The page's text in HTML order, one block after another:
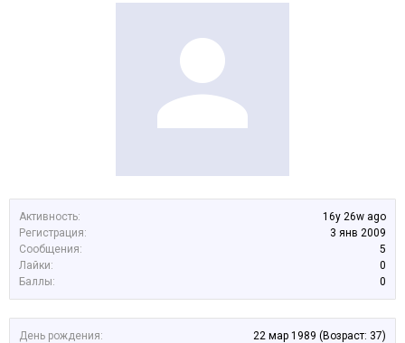
Активность:
16y 26w ago
Регистрация:
3 янв 2009
Сообщения:
5
Лайки:
0
Баллы:
0
День рождения: 22 мар 1989 (Возраст: 37)